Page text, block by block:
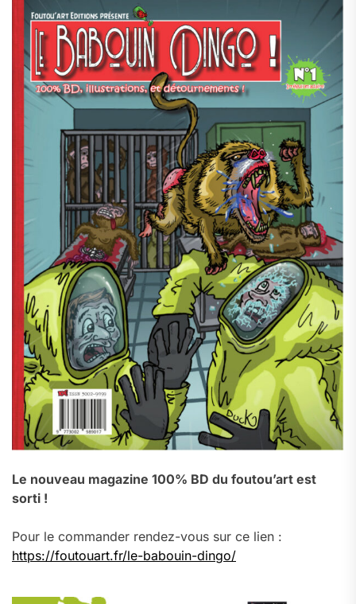
Le nouveau magazine 100% BD du foutou’art est
sorti !
Pour le commander rendez-vous sur ce lien :
https://foutouart.fr/le-babouin-dingo/